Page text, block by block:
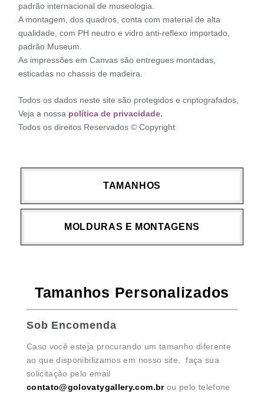
padrão internacional de museologia.
A montagem, dos quadros, conta com material de alta
qualidade, com PH neutro e vidro anti-reflexo importado,
padrão Museum.
As impressões em Canvas são entregues montadas,
esticadas no chassis de madeira.
Todos os dados neste site são protegidos e criptografados,
Veja a nossa política de privacidade.
Todos os direitos Reservados © Copyright
TAMANHOS
MOLDURAS E MONTAGENS
Tamanhos Personalizados
Sob Encomenda
Caso você esteja procurando um tamanho diferente
ao que disponibilizamos em nosso site, faça sua
solicitação pelo email
contato@golovatygallery.com.brou pelo telefone